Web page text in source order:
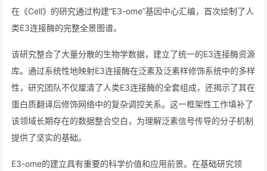
在《Cell》的研究通过构建”E3-ome”基因中心汇编，首次绘制了人
类E3连接酶的完整全景图谱。
该研究整合了大量分散的生物学数据，建立了统一的E3连接酶资源
库。通过系统性地映射E3连接酶在泛素及泛素样修饰系统中的多样
性，研究团队不仅厘清了人类E3连接酶的全套组成，还揭示了其在
蛋白质翻译后修饰网络中的复杂调控关系。这一框架性工作填补了
该领域长期存在的数据整合空白，为理解泛素信号传导的分子机制
提供了坚实的基础。
E3-ome的建立具有重要的科学价值和应用前景。在基础研究领